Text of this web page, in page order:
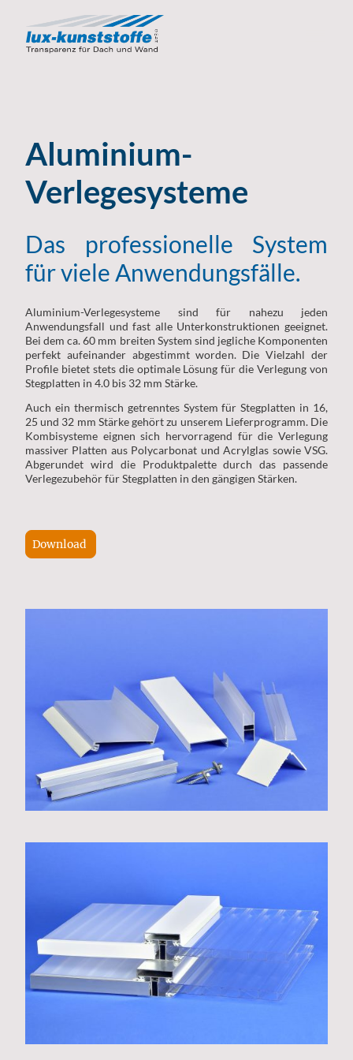
Aluminium-
Verlegesysteme
Das professionelle System
für viele Anwendungsfälle.
Aluminium-Verlegesysteme sind für nahezu jeden
Anwendungsfall und fast alle Unterkonstruktionen geeignet.
Bei dem ca. 60 mm breiten System sind jegliche Komponenten
perfekt aufeinander abgestimmt worden. Die Vielzahl der
Profile bietet stets die optimale Lösung für die Verlegung von
Stegplatten in 4.0 bis 32 mm Stärke.
Auch ein thermisch getrenntes System für Stegplatten in 16,
25 und 32 mm Stärke gehört zu unserem Lieferprogramm. Die
Kombisysteme eignen sich hervorragend für die Verlegung
massiver Platten aus Polycarbonat und Acrylglas sowie VSG.
Abgerundet wird die Produktpalette durch das passende
Verlegezubehör für Stegplatten in den gängigen Stärken.
Download